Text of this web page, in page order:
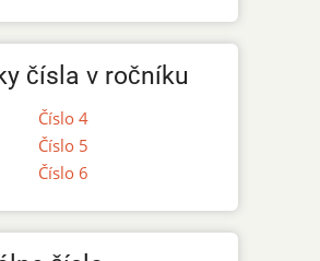
čísla v ročníku
Číslo 4
Číslo 5
Číslo 6